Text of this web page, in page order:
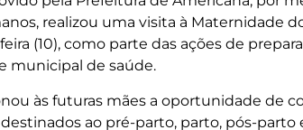
realizou uma visita à Maternidade
(10), como parte das ações de
municipal de saúde.
às futuras mães a oportunidade de
ao pré-parto, parto, pós-